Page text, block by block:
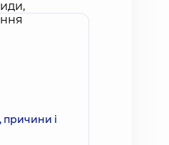
причини і